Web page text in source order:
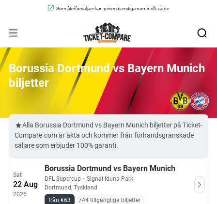
Som återförsäljare kan priser överstiga nominellt värde.
Borussia Dortmund vs Bayern Munich
biljetter
Alla Borussia Dortmund vs Bayern Munich biljetter på Ticket-
Compare.com är äkta och kommer från förhandsgranskade
säljare som erbjuder 100% garanti.
Sat
22 Aug
2026
Borussia Dortmund vs Bayern Munich
DFL-Supercup ・ Signal Iduna Park
Dortmund, Tyskland
från €63
744 tillgängliga biljetter